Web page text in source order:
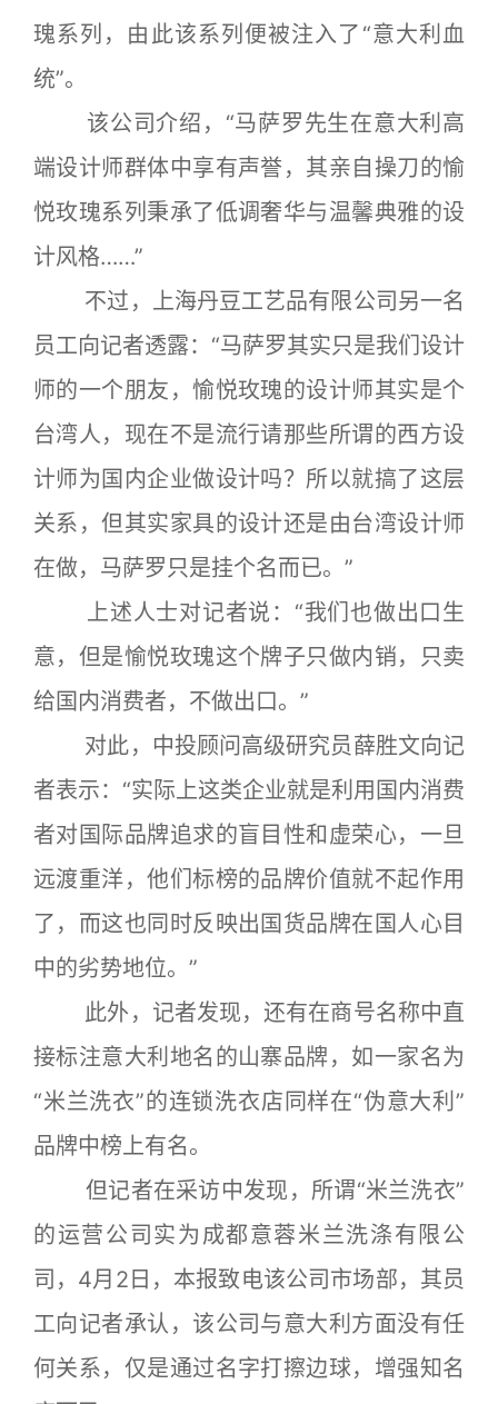
瑰系列，由此该系列便被注入了“意大利血
统”。
该公司介绍，“马萨罗先生在意大利高
端设计师群体中享有声誉，其亲自操刀的愉
悦玫瑰系列秉承了低调奢华与温馨典雅的设
计风格……”
不过，上海丹豆工艺品有限公司另一名
员工向记者透露：“马萨罗其实只是我们设计
师的一个朋友，愉悦玫瑰的设计师其实是个
台湾人，现在不是流行请那些所谓的西方设
计师为国内企业做设计吗？所以就搞了这层
关系，但其实家具的设计还是由台湾设计师
在做，马萨罗只是挂个名而已。”
上述人士对记者说：“我们也做出口生
意，但是愉悦玫瑰这个牌子只做内销，只卖
给国内消费者，不做出口。”
对此，中投顾问高级研究员薛胜文向记
者表示：“实际上这类企业就是利用国内消费
者对国际品牌追求的盲目性和虚荣心，一旦
远渡重洋，他们标榜的品牌价值就不起作用
了，而这也同时反映出国货品牌在国人心目
中的劣势地位。”
此外，记者发现，还有在商号名称中直
接标注意大利地名的山寨品牌，如一家名为
“米兰洗衣”的连锁洗衣店同样在“伪意大利”
品牌中榜上有名。
但记者在采访中发现，所谓“米兰洗衣”
的运营公司实为成都意蓉米兰洗涤有限公
司，4月2日，本报致电该公司市场部，其员
工向记者承认，该公司与意大利方面没有任
何关系，仅是通过名字打擦边球，增强知名